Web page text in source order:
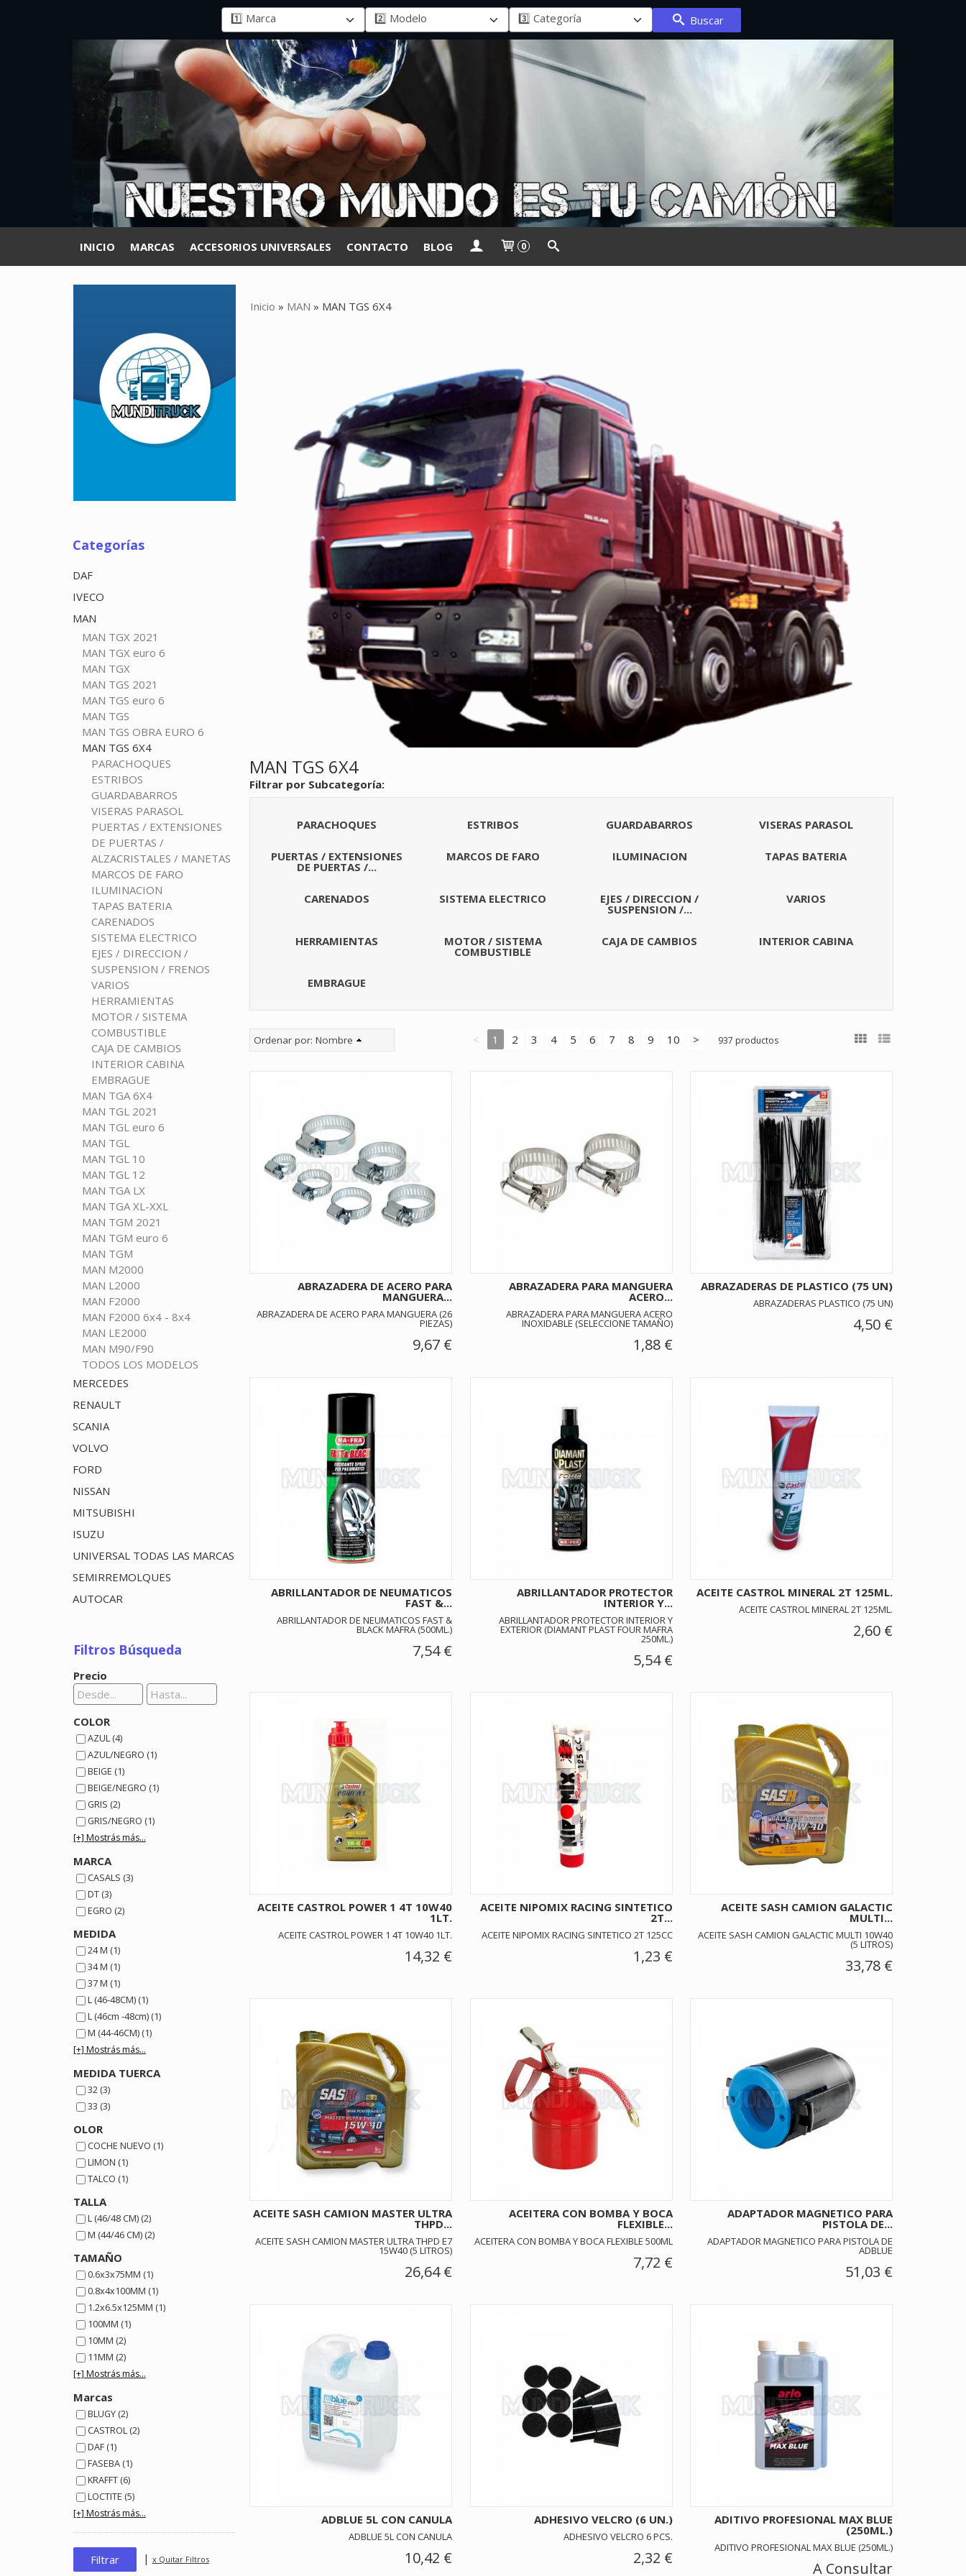
Buscar
INICIO MARCAS ACCESORIOS UNIVERSALES CONTACTO BLOG 0
Categorías
DAF
IVECO
MAN
MAN TGX 2021
MAN TGX euro 6
MAN TGX
MAN TGS 2021
MAN TGS euro 6
MAN TGS
MAN TGS OBRA EURO 6
MAN TGS 6X4
PARACHOQUES
ESTRIBOS
GUARDABARROS
VISERAS PARASOL
PUERTAS / EXTENSIONES
DE PUERTAS /
ALZACRISTALES / MANETAS
MARCOS DE FARO
ILUMINACION
TAPAS BATERIA
CARENADOS
SISTEMA ELECTRICO
EJES / DIRECCION /
SUSPENSION / FRENOS
VARIOS
HERRAMIENTAS
MOTOR / SISTEMA
COMBUSTIBLE
CAJA DE CAMBIOS
INTERIOR CABINA
EMBRAGUE
MAN TGA 6X4
MAN TGL 2021
MAN TGL euro 6
MAN TGL
MAN TGL 10
MAN TGL 12
MAN TGA LX
MAN TGA XL-XXL
MAN TGM 2021
MAN TGM euro 6
MAN TGM
MAN M2000
MAN L2000
MAN F2000
MAN F2000 6x4 - 8x4
MAN LE2000
MAN M90/F90
TODOS LOS MODELOS
MERCEDES
RENAULT
SCANIA
VOLVO
FORD
NISSAN
MITSUBISHI
ISUZU
UNIVERSAL TODAS LAS MARCAS
SEMIRREMOLQUES
AUTOCAR
Filtros Búsqueda
Precio
COLOR
AZUL (4)
AZUL/NEGRO (1)
BEIGE (1)
BEIGE/NEGRO (1)
GRIS (2)
GRIS/NEGRO (1)
[+] Mostrás más...
MARCA
CASALS (3)
DT (3)
EGRO (2)
MEDIDA
24 M (1)
34 M (1)
37 M (1)
L (46-48CM) (1)
L (46cm -48cm) (1)
M (44-46CM) (1)
[+] Mostrás más...
MEDIDA TUERCA
32 (3)
33 (3)
OLOR
COCHE NUEVO (1)
LIMON (1)
TALCO (1)
TALLA
L (46/48 CM) (2)
M (44/46 CM) (2)
TAMAÑO
0.6x3x75MM (1)
0.8x4x100MM (1)
1.2x6.5x125MM (1)
100MM (1)
10MM (2)
11MM (2)
[+] Mostrás más...
Marcas
BLUGY (2)
CASTROL (2)
DAF (1)
FASEBA (1)
KRAFFT (6)
LOCTITE (5)
[+] Mostrás más...
| x Quitar Filtros
Inicio » MAN » MAN TGS 6X4
MAN TGS 6X4
Filtrar por Subcategoría:
PARACHOQUES ESTRIBOS GUARDABARROS VISERAS PARASOL
PUERTAS / EXTENSIONES
DE PUERTAS /...
MARCOS DE FARO ILUMINACION TAPAS BATERIA
CARENADOS SISTEMA ELECTRICO EJES / DIRECCION /
SUSPENSION /...
VARIOS
HERRAMIENTAS MOTOR / SISTEMA
COMBUSTIBLE
CAJA DE CAMBIOS INTERIOR CABINA
EMBRAGUE
Ordenar por: Nombre < 1 2 3 4 5 6 7 8 9 10 > 937 productos
ABRAZADERA DE ACERO PARA
MANGUERA...
ABRAZADERA DE ACERO PARA MANGUERA (26
PIEZAS)
9,67 €
ABRAZADERA PARA MANGUERA
ACERO...
ABRAZADERA PARA MANGUERA ACERO
INOXIDABLE (SELECCIONE TAMAÑO)
1,88 €
ABRAZADERAS DE PLASTICO (75 UN)
ABRAZADERAS PLASTICO (75 UN)
4,50 €
ABRILLANTADOR DE NEUMATICOS
FAST &...
ABRILLANTADOR DE NEUMATICOS FAST &
BLACK MAFRA (500ML.)
7,54 €
ABRILLANTADOR PROTECTOR
INTERIOR Y...
ABRILLANTADOR PROTECTOR INTERIOR Y
EXTERIOR (DIAMANT PLAST FOUR MAFRA
250ML.)
5,54 €
ACEITE CASTROL MINERAL 2T 125ML.
ACEITE CASTROL MINERAL 2T 125ML.
2,60 €
ACEITE CASTROL POWER 1 4T 10W40
1LT.
ACEITE CASTROL POWER 1 4T 10W40 1LT.
14,32 €
ACEITE NIPOMIX RACING SINTETICO
2T...
ACEITE NIPOMIX RACING SINTETICO 2T 125CC
1,23 €
ACEITE SASH CAMION GALACTIC
MULTI...
ACEITE SASH CAMION GALACTIC MULTI 10W40
(5 LITROS)
33,78 €
ACEITE SASH CAMION MASTER ULTRA
THPD...
ACEITE SASH CAMION MASTER ULTRA THPD E7
15W40 (5 LITROS)
26,64 €
ACEITERA CON BOMBA Y BOCA
FLEXIBLE...
ACEITERA CON BOMBA Y BOCA FLEXIBLE 500ML
7,72 €
ADAPTADOR MAGNETICO PARA
PISTOLA DE...
ADAPTADOR MAGNETICO PARA PISTOLA DE
ADBLUE
51,03 €
ADBLUE 5L CON CANULA
ADBLUE 5L CON CANULA
10,42 €
ADHESIVO VELCRO (6 UN.)
ADHESIVO VELCRO 6 PCS.
2,32 €
ADITIVO PROFESIONAL MAX BLUE
(250ML.)
ADITIVO PROFESIONAL MAX BLUE (250ML.)
A Consultar